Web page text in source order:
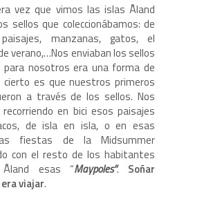
vez que vimos las islas Åland
sellos que coleccionábamos: de
manzanas, gatos, el
verano,…Nos enviaban los sellos
para nosotros era una forma de
cierto es que nuestros primeros
a través de los sellos. Nos
en bici esos paisajes
de isla en isla, o en esas
fiestas de la Midsummer
con el resto de los habitantes
esas “Maypoles”. Soñar
viajar.